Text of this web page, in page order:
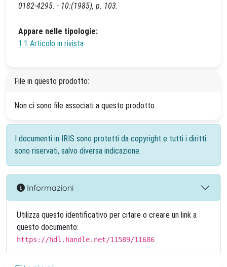
0182-4295. - 10:(1985), p. 103.
Appare nelle tipologie:
1.1 Articolo in rivista
File in questo prodotto:
Non ci sono file associati a questo prodotto.
I documenti in IRIS sono protetti da copyright e tutti i diritti
sono riservati, salvo diversa indicazione.
Informazioni
Utilizza questo identificativo per citare o creare un link a
questo documento:
https://hdl.handle.net/11589/11686